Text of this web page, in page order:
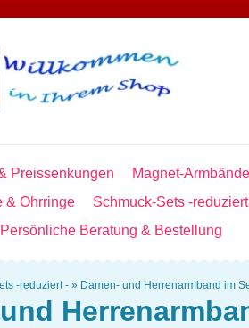
Preissenkungen
Magnet-
& Ohrringe
Schmuck-Sets -
Persönliche Beratung & Bestellung
-reduziert - » Damen- und Herrenarmband im